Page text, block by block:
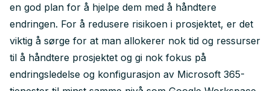
en god plan for å hjelpe dem med å håndtere
endringen. For å redusere risikoen i prosjektet, er det
viktig å sørge for at man allokerer nok tid og ressurser
til å håndtere prosjektet og gi nok fokus på
endringsledelse og konfigurasjon av Microsoft 365-